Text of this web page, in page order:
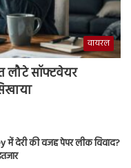
वायरल
लौटे सॉफ्टवेयर
में देरी की वजह पेपर लीक विवाद?